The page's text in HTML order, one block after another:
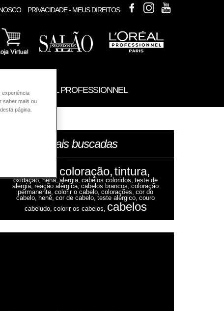
PRIVACIDADE - MEUS DIREITOS
FACEBOOKINSTAGRAM
L'ORÉAL PROFESSIONNEL
mais buscadas
coloração,tintura,
oxidação, hena, alergia, cabelos coloridos, teste de
alergia, reação alérgica, cabelos brancos, coloração
permanente, colorir o cabelo, colorações, cor do
cabelo, henê, cor de cabelo, teste alérgico, couro
cabeludo, colorir os cabelos, cabelos
experiência
saber mais ou
página.